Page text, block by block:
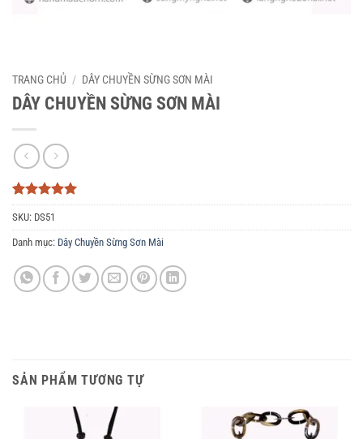
TRANG CHỦ / DÂY CHUYỀN SỪNG SƠN MÀI
DÂY CHUYỀN SỪNG SƠN MÀI
5trên 5
dựa trên
3
đánh giá
SKU: DS51
Danh mục: Dây Chuyền Sừng Sơn Mài
SẢN PHẨM TƯƠNG TỰ